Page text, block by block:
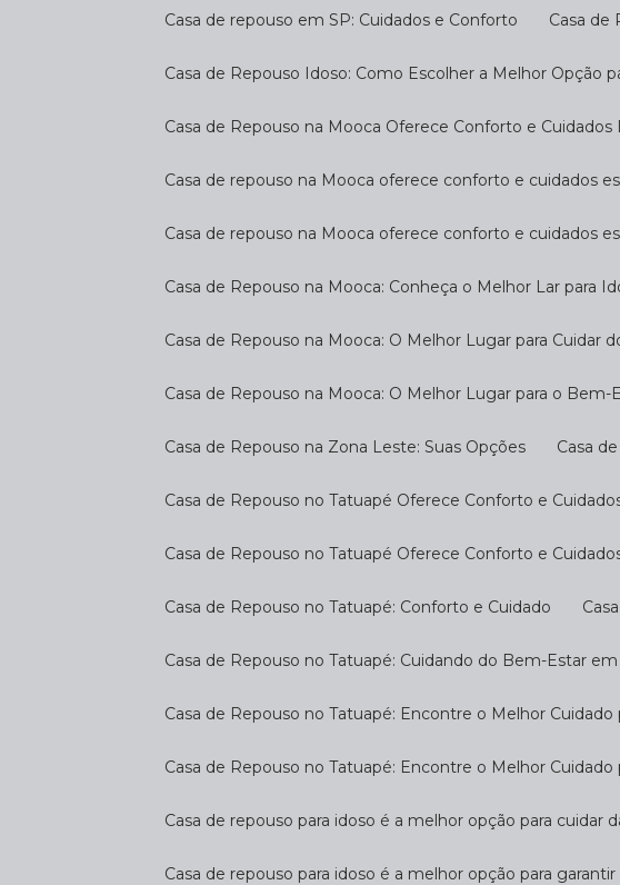
Casa de repouso em SP: Cuidados e Conforto Casa
Casa de Repouso Idoso: Como Escolher a Melhor Opção
Casa de Repouso na Mooca Oferece Conforto e Cuidados
Casa de repouso na Mooca oferece conforto e cuidados
Casa de repouso na Mooca oferece conforto e cuidados
Casa de Repouso na Mooca: Conheça o Melhor Lar para
Casa de Repouso na Mooca: O Melhor Lugar para Cuidar
Casa de Repouso na Mooca: O Melhor Lugar para o Bem-
Casa de Repouso na Zona Leste: Suas Opções Casa
Casa de Repouso no Tatuapé Oferece Conforto e
Casa de Repouso no Tatuapé Oferece Conforto e
Casa de Repouso no Tatuapé: Conforto e Cuidado
Casa de Repouso no Tatuapé: Cuidando do Bem-Estar
Casa de Repouso no Tatuapé: Encontre o Melhor
Casa de Repouso no Tatuapé: Encontre o Melhor
Casa de repouso para idoso é a melhor opção para
Casa de repouso para idoso é a melhor opção para